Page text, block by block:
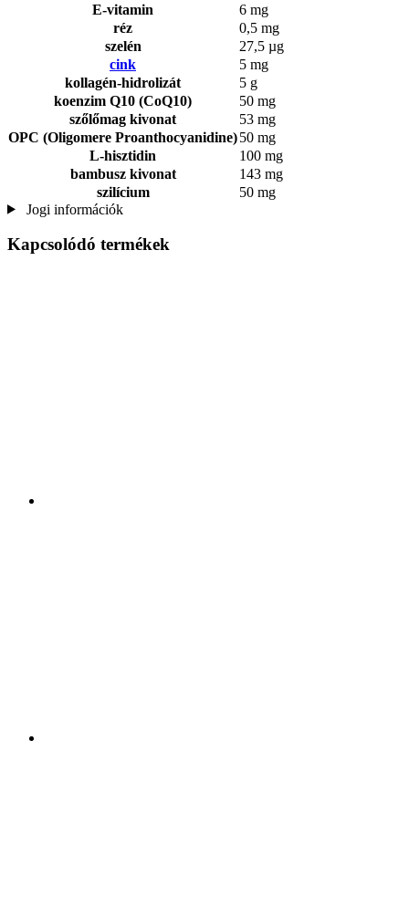
E-vitamin
6 mg
réz
0,5 mg
szelén
27,5 µg
cink
5 mg
kollagén-hidrolizát
5 g
koenzim Q10 (CoQ10)
50 mg
szőlőmag kivonat
53 mg
OPC (Oligomere Proanthocyanidine)50 mg
L-hisztidin
100 mg
bambusz kivonat
143 mg
szilícium
50 mg
Jogi információk
Kapcsolódó termékek